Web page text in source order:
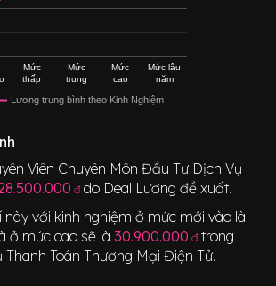
Lương trung bình theo Kinh Nghiệm
Mức
thấp
Mức
trung
Mức
cao
Mức lâu
năm
Viên Chuyên Môn Đầu Tư Dịch Vụ
đdo Deal Lương đề xuất.
này với kinh nghiệm ở mức mới vào là
ở mức cao sẽ là30.900.000 đ trong
Thanh Toán Thương Mại Điện Tử.